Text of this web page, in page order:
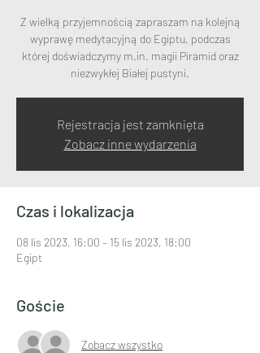
Z wielką przyjemnością zapraszam na kolejną
wyprawę medytacyjną do Egiptu, podczas
której doświadczymy m.in. magii Piramid oraz
niezwykłej Białej pustyni.
Rejestracja jest zamknięta
Zobacz inne wydarzenia
Czas i lokalizacja
08 lis 2023, 16:00 – 15 lis 2023, 18:00
Egipt
Goście
Zobacz wszystko